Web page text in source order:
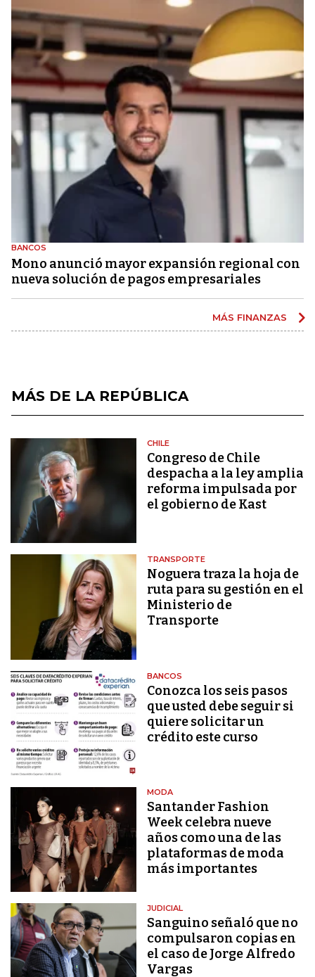
BANCOS
Mono anunció mayor expansión regional con
nueva solución de pagos empresariales
MÁS FINANZAS
MÁS DE LA REPÚBLICA
CHILE
Congreso de Chile
despacha a la ley amplia
reforma impulsada por
el gobierno de Kast
TRANSPORTE
Noguera traza la hoja de
ruta para su gestión en el
Ministerio de
Transporte
BANCOS
Conozca los seis pasos
que usted debe seguir si
quiere solicitar un
crédito este curso
MODA
Santander Fashion
Week celebra nueve
años como una de las
plataformas de moda
más importantes
JUDICIAL
Sanguino señaló que no
compulsaron copias en
el caso de Jorge Alfredo
Vargas